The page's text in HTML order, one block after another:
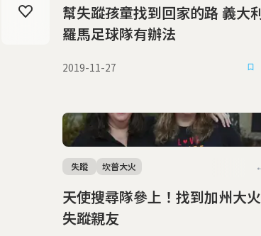
幫失蹤孩童找到回家的路 義大利
羅馬足球隊有辦法
2019-11-27
天使搜尋隊參上！找到加州大火
失蹤親友
失蹤 坎普大火